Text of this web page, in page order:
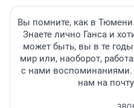
Вы помните, как в
Знаете лично Ганса и
может быть, вы в те
мир или, наоборот,
с нами
нам на почту